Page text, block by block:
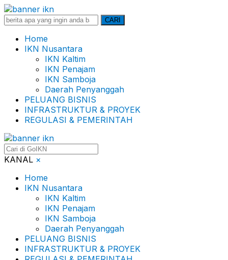
Search
CARI
Home
IKN Nusantara
IKN Kaltim
IKN Penajam
IKN Samboja
Daerah Penyanggah
PELUANG BISNIS
INFRASTRUKTUR & PROYEK
REGULASI & PEMERINTAH
KANAL ×
Home
IKN Nusantara
IKN Kaltim
IKN Penajam
IKN Samboja
Daerah Penyanggah
PELUANG BISNIS
INFRASTRUKTUR & PROYEK